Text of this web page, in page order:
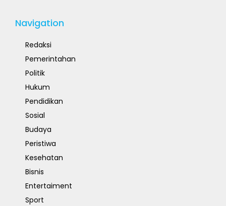
Navigation
Redaksi
Pemerintahan
Politik
Hukum
Pendidikan
Sosial
Budaya
Peristiwa
Kesehatan
Bisnis
Entertaiment
Sport